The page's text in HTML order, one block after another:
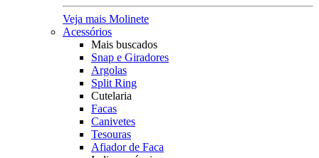
Veja mais Molinete
Acessórios
Mais buscados
Snap e Giradores
Argolas
Split Ring
Cutelaria
Facas
Canivetes
Tesouras
Afiador de Faca